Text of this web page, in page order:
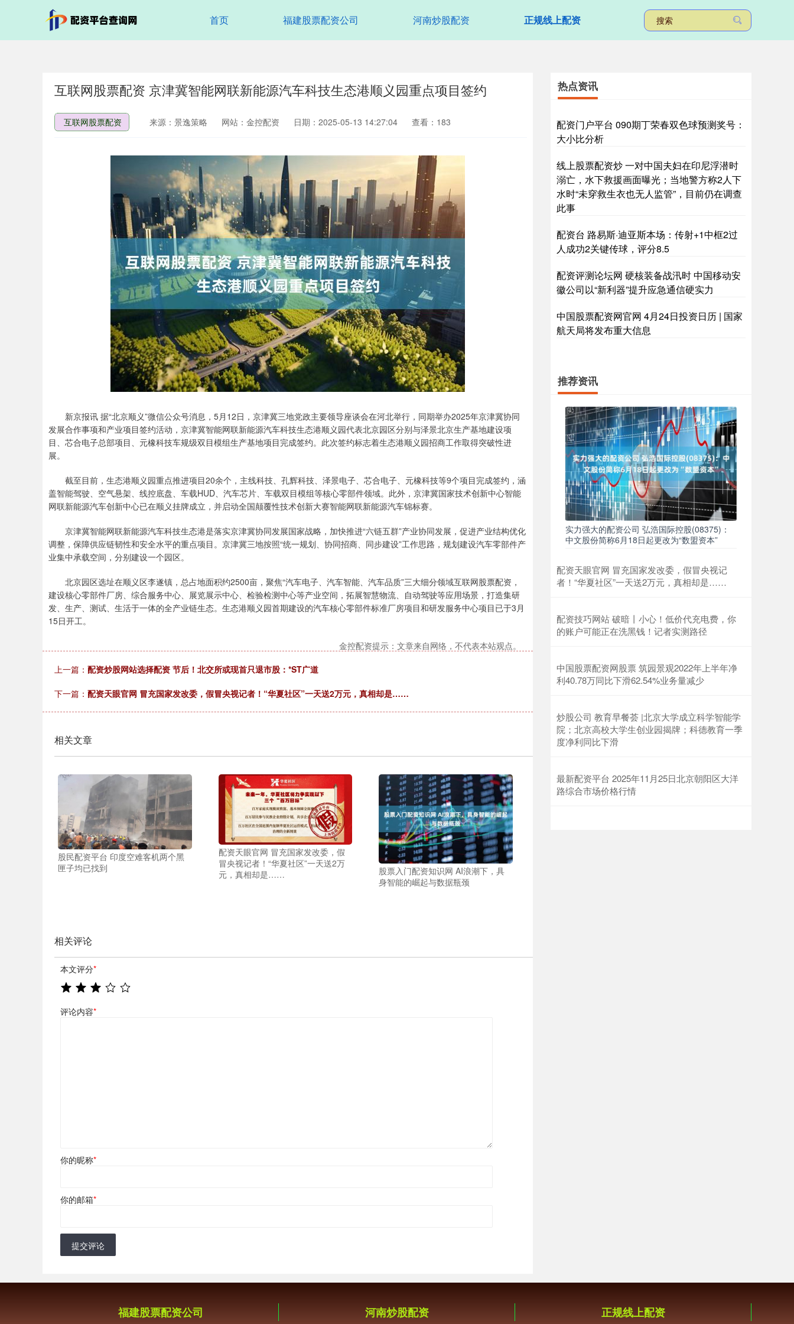
首页 福建股票配资公司 河南炒股配资 正规线上配资
互联网股票配资 京津冀智能网联新能源汽车科技生态港顺义园重点项目签约
互联网股票配资 来源：景逸策略 网站：金控配资 日期：2025-05-13 14:27:04 查看：183
新京报讯 据“北京顺义”微信公众号消息，5月12日，京津冀三地党政主要领导座谈会在河北举行，同期举办2025年京津冀协同
发展合作事项和产业项目签约活动，京津冀智能网联新能源汽车科技生态港顺义园代表北京园区分别与泽景北京生产基地建设项
目、芯合电子总部项目、元橡科技车规级双目模组生产基地项目完成签约。此次签约标志着生态港顺义园招商工作取得突破性进
展。
截至目前，生态港顺义园重点推进项目20余个，主线科技、孔辉科技、泽景电子、芯合电子、元橡科技等9个项目完成签约，涵
盖智能驾驶、空气悬架、线控底盘、车载HUD、汽车芯片、车载双目模组等核心零部件领域。此外，京津冀国家技术创新中心智能
网联新能源汽车创新中心已在顺义挂牌成立，并启动全国颠覆性技术创新大赛智能网联新能源汽车锦标赛。
京津冀智能网联新能源汽车科技生态港是落实京津冀协同发展国家战略，加快推进“六链五群”产业协同发展，促进产业结构优化
调整，保障供应链韧性和安全水平的重点项目。京津冀三地按照“统一规划、协同招商、同步建设”工作思路，规划建设汽车零部件产
业集中承载空间，分别建设一个园区。
北京园区选址在顺义区李遂镇，总占地面积约2500亩，聚焦“汽车电子、汽车智能、汽车品质”三大细分领域互联网股票配资，
建设核心零部件厂房、综合服务中心、展览展示中心、检验检测中心等产业空间，拓展智慧物流、自动驾驶等应用场景，打造集研
发、生产、测试、生活于一体的全产业链生态。生态港顺义园首期建设的汽车核心零部件标准厂房项目和研发服务中心项目已于3月
15日开工。
金控配资提示：文章来自网络，不代表本站观点。
上一篇： 配资炒股网站选择配资 节后！北交所或现首只退市股：*ST广道
下一篇： 配资天眼官网 冒充国家发改委，假冒央视记者！“华夏社区”一天送2万元，真相却是……
相关文章
股民配资平台 印度空难客机两个黑
匣子均已找到
配资天眼官网 冒充国家发改委，假
冒央视记者！“华夏社区”一天送2万
元，真相却是……
股票入门配资知识网 AI浪潮下，具
身智能的崛起与数据瓶颈
相关评论
本文评分*
评论内容*
你的昵称*
你的邮箱*
提交评论
热点资讯
配资门户平台 090期丁荣春双色球预测奖号：
大小比分析
线上股票配资炒 一对中国夫妇在印尼浮潜时
溺亡，水下救援画面曝光；当地警方称2人下
水时“未穿救生衣也无人监管”，目前仍在调查
此事
配资台 路易斯·迪亚斯本场：传射+1中框2过
人成功2关键传球，评分8.5
配资评测论坛网 硬核装备战汛时 中国移动安
徽公司以“新利器”提升应急通信硬实力
中国股票配资网官网 4月24日投资日历 | 国家
航天局将发布重大信息
推荐资讯
实力强大的配资公司 弘浩国际控股(08375)：
中文股份简称6月18日起更改为“数盟资本”
配资天眼官网 冒充国家发改委，假冒央视记
者！“华夏社区”一天送2万元，真相却是……
配资技巧网站 破暗丨小心！低价代充电费，你
的账户可能正在洗黑钱！记者实测路径
中国股票配资网股票 筑园景观2022年上半年净
利40.78万同比下滑62.54%业务量减少
炒股公司 教育早餐荟 |北京大学成立科学智能学
院；北京高校大学生创业园揭牌；科德教育一季
度净利同比下滑
最新配资平台 2025年11月25日北京朝阳区大洋
路综合市场价格行情
福建股票配资公司 河南炒股配资 正规线上配资